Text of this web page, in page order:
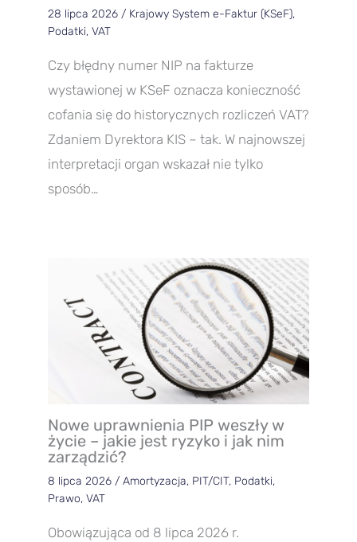
28 lipca 2026 / Krajowy System e-Faktur (KSeF),
Podatki, VAT
Czy błędny numer NIP na fakturze
wystawionej w KSeF oznacza konieczność
cofania się do historycznych rozliczeń VAT?
Zdaniem Dyrektora KIS – tak. W najnowszej
interpretacji organ wskazał nie tylko
sposób…
Nowe uprawnienia PIP weszły w
życie – jakie jest ryzyko i jak nim
zarządzić?
8 lipca 2026 / Amortyzacja, PIT/CIT, Podatki,
Prawo, VAT
Obowiązująca od 8 lipca 2026 r.